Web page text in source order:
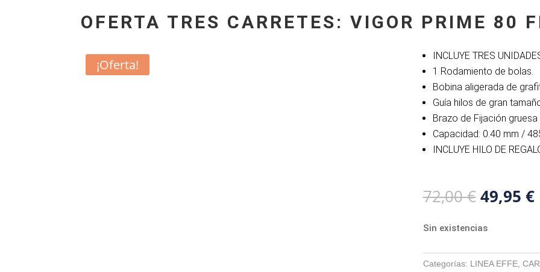
OFERTA TRES CARRETES: VIGOR PRIME 80
¡Oferta!
INCLUYE TRES
1 Rodamiento de bolas.
Bobina aligerada de
Guía hilos de gran
Brazo de Fijación gruesa
Capacidad: 0.40 mm /
INCLUYE HILO DE
72,00€ El
precio
original
era:
72,00 €.
49,95 €El
Sin existencias
Categorías: LINEA EFFE,